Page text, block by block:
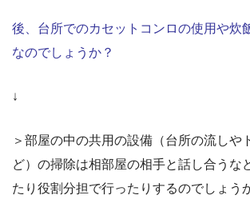
後、台所でのカセットコンロの使用や炊
なのでしょうか？
↓
＞部屋の中の共用の設備（台所の流しや
ど）の掃除は相部屋の相手と話し合うな
たり役割分担で行ったりするのでしょう